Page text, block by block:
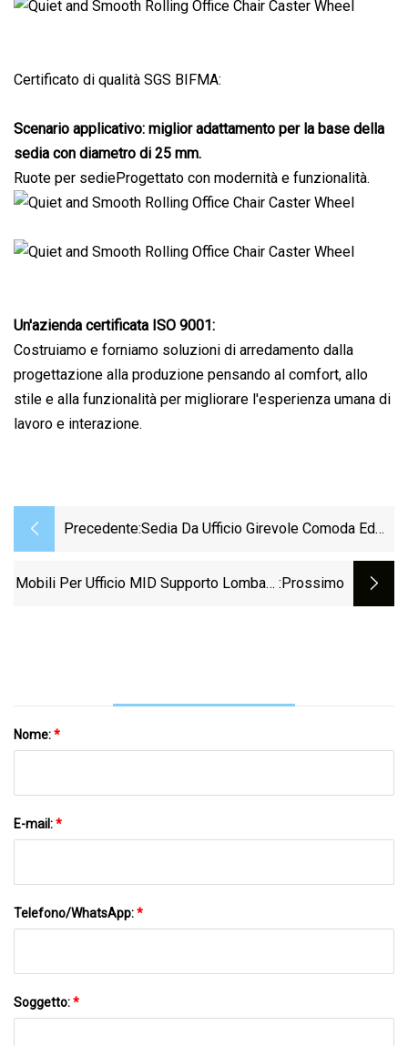
Certificato di qualità SGS BIFMA:
Scenario applicativo: miglior adattamento per la base della
sedia con diametro di 25 mm.
Ruote per sedieProgettato con modernità e funzionalità.
Un'azienda certificata ISO 9001:
Costruiamo e forniamo soluzioni di arredamento dalla
progettazione alla produzione pensando al comfort, allo
stile e alla funzionalità per migliorare l'esperienza umana di
lavoro e interazione.
Precedente:Sedia Da Ufficio Girevole Comoda Ed
Lavoro In Rete Di Alta Qualità Del
Mobili Per Ufficio MID Supporto Lombare
Fabbrica
:Prossimo
Nome:*
E-mail:*
Telefono/WhatsApp:*
Soggetto:*